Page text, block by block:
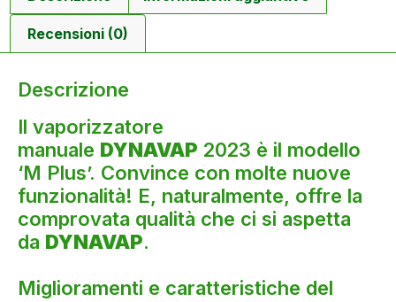
Recensioni (0)
Descrizione
Il vaporizzatore
manuale DYNAVAP 2023 è il modello
‘M Plus’. Convince con molte nuove
funzionalità! E, naturalmente, offre la
comprovata qualità che ci si aspetta
da DYNAVAP.
Miglioramenti e caratteristiche del